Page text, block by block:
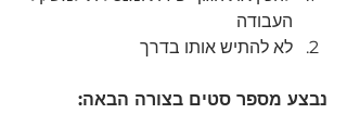
העבודה
לא להתיש אותו בדרך
נבצע מספר סטים בצורה הבאה: